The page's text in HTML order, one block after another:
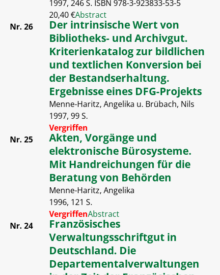
1997, 246 S. ISBN 978-3-923833-53-5
20,40 €Abstract
Nr. 26
Der intrinsische Wert von
Bibliotheks- und Archivgut.
Kriterienkatalog zur bildlichen
und textlichen Konversion bei
der Bestandserhaltung.
Ergebnisse eines DFG-Projekts
Menne-Haritz, Angelika u. Brübach, Nils
1997, 99 S.
Vergriffen
Nr. 25
Akten, Vorgänge und
elektronische Bürosysteme.
Mit Handreichungen für die
Beratung von Behörden
Menne-Haritz, Angelika
1996, 121 S.
VergriffenAbstract
Nr. 24
Französisches
Verwaltungsschriftgut in
Deutschland. Die
Departementalverwaltungen